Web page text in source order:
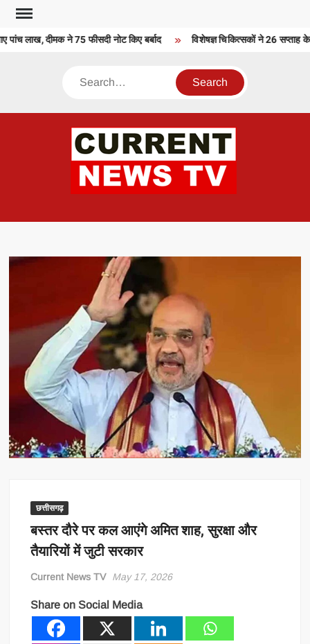
Skip
contentलाख, दीमक ने 75 फीसदी नोट किए बर्बाद विशेषज्ञ चिकित्सकों ने 26 सप्ताह
Search
छत्तीसगढ़
बस्तर दौरे पर कल आएंगे अमित शाह, सुरक्षा और
तैयारियों में जुटी सरकार
Current News TV May 17, 2026
Share on Social Media